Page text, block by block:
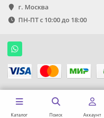
г. Москва
ПН-ПТ с 10:00 до 18:00
Каталог Поиск Аккаунт